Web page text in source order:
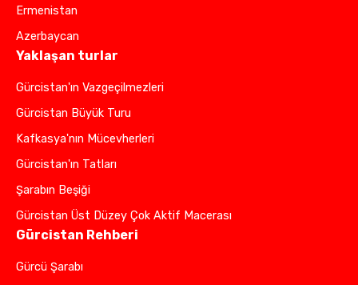
Ermenistan
Azerbaycan
Yaklaşan turlar
Gürcistan'ın Vazgeçilmezleri
Gürcistan Büyük Turu
Kafkasya'nın Mücevherleri
Gürcistan'ın Tatları
Şarabın Beşiği
Gürcistan Üst Düzey Çok Aktif Macerası
Gürcistan Rehberi
Gürcü Şarabı